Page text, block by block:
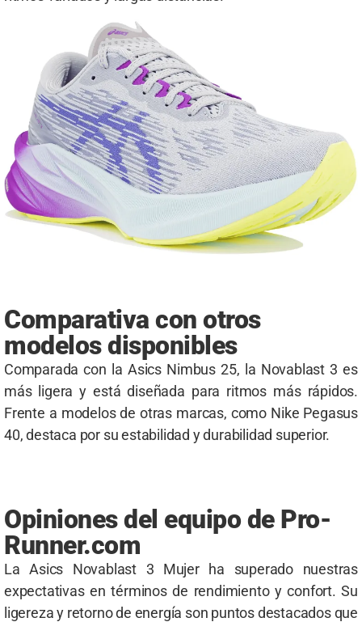
Comparativa con otros
modelos disponibles
Comparada con la Asics Nimbus 25, la Novablast 3 es
más ligera y está diseñada para ritmos más rápidos.
Frente a modelos de otras marcas, como Nike Pegasus
40, destaca por su estabilidad y durabilidad superior.
Opiniones del equipo de Pro-
Runner.com
La Asics Novablast 3 Mujer ha superado nuestras
expectativas en términos de rendimiento y confort. Su
ligereza y retorno de energía son puntos destacados que